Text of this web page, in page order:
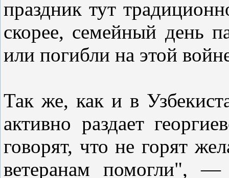
праздник тут
скорее, семейный день
или погибли на этой
Так же, как и в
активно раздает
говорят, что не горят
ветеранам помогли",